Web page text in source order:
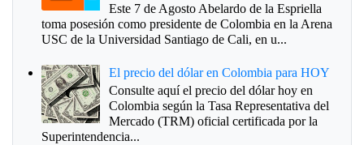
Este 7 de Agosto Abelardo de la Espriella
toma posesión como presidente de Colombia en la Arena
USC de la Universidad Santiago de Cali, en u...
El precio del dólar en Colombia para HOY
Consulte aquí el precio del dólar hoy en
Colombia según la Tasa Representativa del
Mercado (TRM) oficial certificada por la
Superintendencia...